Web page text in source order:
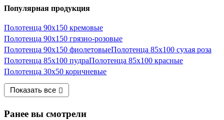
Популярная продукция
Полотенца 90х150 кремовые
Полотенца 90х150 грязно-розовые
Полотенца 90х150 фиолетовыеПолотенца 85х100 сухая роза
Полотенца 85х100 пудраПолотенца 85х100 красные
Полотенца 30х50 коричневые
Показать все
Ранее вы смотрели